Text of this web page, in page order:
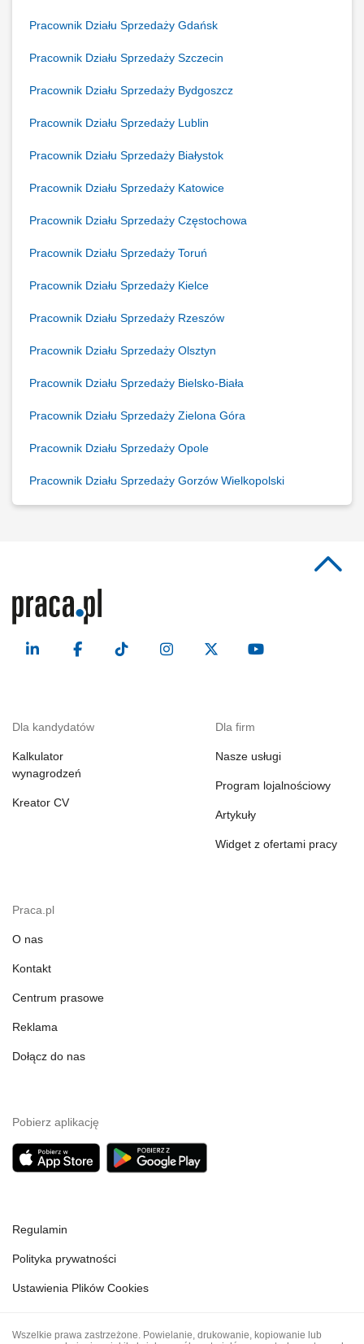
Pracownik Działu Sprzedaży Gdańsk
Pracownik Działu Sprzedaży Szczecin
Pracownik Działu Sprzedaży Bydgoszcz
Pracownik Działu Sprzedaży Lublin
Pracownik Działu Sprzedaży Białystok
Pracownik Działu Sprzedaży Katowice
Pracownik Działu Sprzedaży Częstochowa
Pracownik Działu Sprzedaży Toruń
Pracownik Działu Sprzedaży Kielce
Pracownik Działu Sprzedaży Rzeszów
Pracownik Działu Sprzedaży Olsztyn
Pracownik Działu Sprzedaży Bielsko-Biała
Pracownik Działu Sprzedaży Zielona Góra
Pracownik Działu Sprzedaży Opole
Pracownik Działu Sprzedaży Gorzów Wielkopolski
Dla kandydatów
Kalkulator
wynagrodzeń
Kreator CV
Dla firm
Nasze usługi
Program lojalnościowy
Artykuły
Widget z ofertami pracy
Praca.pl
O nas
Kontakt
Centrum prasowe
Reklama
Dołącz do nas
Pobierz aplikację
Regulamin
Polityka prywatności
Ustawienia Plików Cookies
Wszelkie prawa zastrzeżone. Powielanie, drukowanie, kopiowanie lub